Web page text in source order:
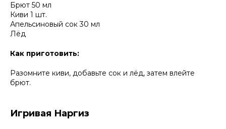
Брют 50 мл
Киви 1 шт.
Апельсиновый сок 30 мл
Лёд
Как приготовить:
Разомните киви, добавьте сок и лёд, затем влейте
брют.
Игривая Наргиз